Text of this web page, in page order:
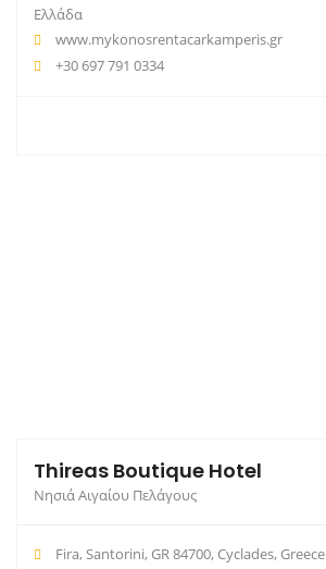
Ελλάδα
www.mykonosrentacarkamperis.gr
+30 697 791 0334
Thireas Boutique Hotel
Νησιά Αιγαίου Πελάγους
Fira, Santorini, GR 84700, Cyclades, Greece